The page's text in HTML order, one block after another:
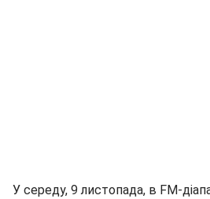
У середу, 9 листопада, в FM-